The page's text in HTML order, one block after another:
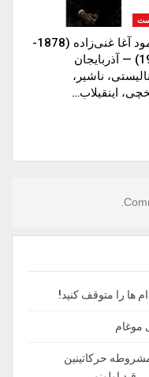
محمود آغا غنی‌زاده (1878-
1934) — آذربایجان
ناشیر،
اینقیلاب…
ها را‌ متوقف‌ کنید!
مشروطه حرکاتینین